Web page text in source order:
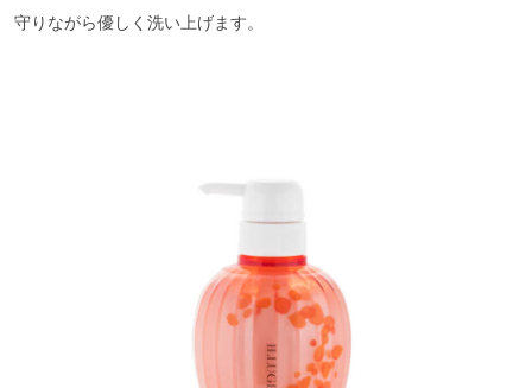
守りながら優しく洗い上げます。